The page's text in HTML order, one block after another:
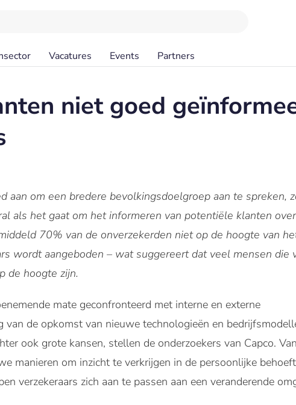
Vacatures Events Partners
niet goed
aan om een bredere bevolkingsdoelgroep aan te spreken,
als het gaat om het informeren van potentiële klanten
70% van de onverzekerden niet op de hoogte van
wordt aangeboden – wat suggereert dat veel mensen die
de hoogte zijn.
mate geconfronteerd met interne en externe
de opkomst van nieuwe technologieën en
ook grote kansen, stellen de onderzoekers van Capco.
manieren om inzicht te verkrijgen in de persoonlijke
verzekeraars zich aan te passen aan een veranderende